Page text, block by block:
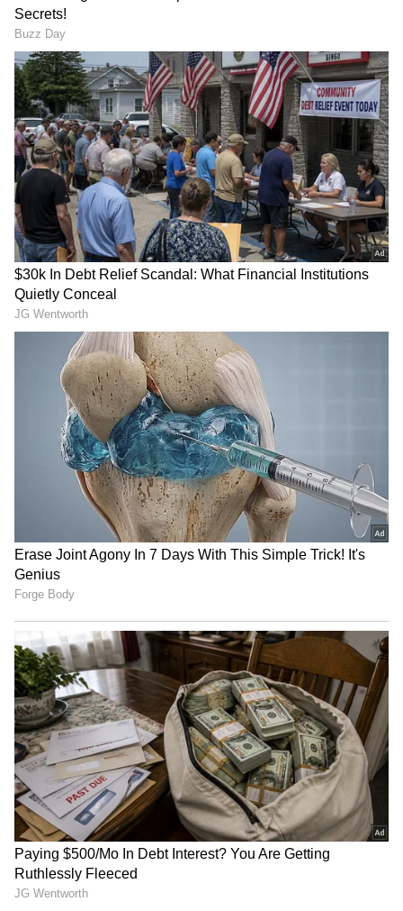
హోమ్ సెంటర్ SBI కార్డ్ ప్రైమ్, నేచర్ బాస్కెట్ SBI కార్డ్
ఎలైట్ అండ్ ఫాబిండియా SBI ఉన్నాయి.
PhonePe: ఇకపై ఫోన్‌పేలో
ఫిక్స‌డ్ డిపాజిట్, ఆర్డీ ఆప్ష‌న్‌..
రోజుకు రూ. 100 పెట్టుబ‌డి
పెట్టొచ్చు
UPI Payments: యూపీఐ
పేమెంట్స్‌పై ఛార్జీలు.? క్లారిటీ
ఇచ్చిన‌ ఫోన్‌పే సీఈవో
Recharge plan: జియో
యూజ‌ర్ల‌కు పండ‌గే.. రూ. 550కే 15
ఓటీటీ యాప్‌లు
ఇన్‌స్టా ద్వారా వీళ్లు ఎంత
సంపాదిస్తున్నారో తెలిస్తే
మతిపోవాల్సిందే..!
LATEST VIDEOS
చీరను నేసిన సీఎం చంద్రబాబు | CM
Chandrababu Chirala tour | Asianet
బంగాళాఖాతంలో అల్పపీడనం...ఇక ఏపీలో
దంచుడే | Asianet News Telugu